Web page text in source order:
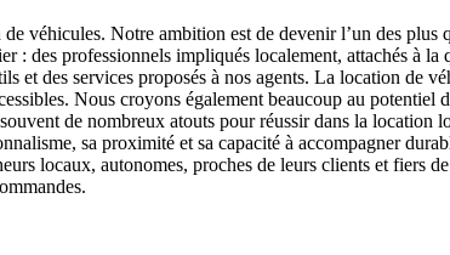
véhicules. Notre ambition est de devenir l’un des
: des professionnels impliqués localement, attachés à
et des services proposés à nos agents. La location
Nous croyons également beaucoup au
de nombreux atouts pour réussir dans la
sa proximité et sa capacité à accompagner
locaux, autonomes, proches de leurs clients et